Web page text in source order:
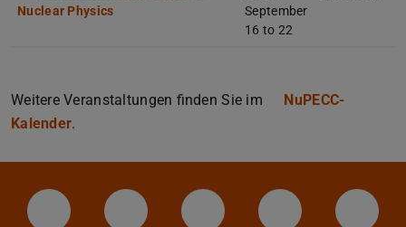
Nuclear Physics
September
16 to 22
Weitere Veranstaltungen finden Sie im
NuPECC-
Kalender.
LinkedIn-Seite der TU Darmstadt
Instagram-Kanal der TU
Bluesky-Kanal der TU
Facebook-